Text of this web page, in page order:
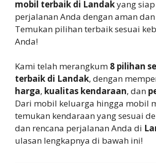
mobil terbaik di Landakyang
perjalanan Anda dengan aman
Temukan pilihan terbaik sesuai
Anda!
Kami telah merangkum 8 pilihan
terbaik di Landak, dengan
harga, kualitas kendaraan, dan
Dari mobil keluarga hingga mobil
temukan kendaraan yang sesuai
dan rencana perjalanan Anda di
ulasan lengkapnya di bawah ini!